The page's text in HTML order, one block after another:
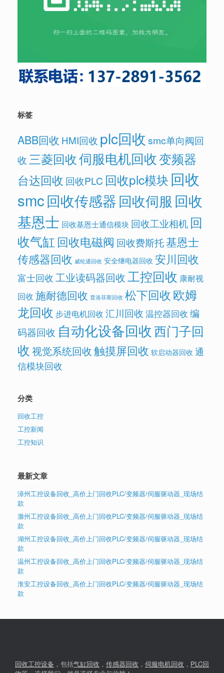
标签
ABB回收 HMI回收 plc回收 smc单向阀回
收 三菱回收伺服电机回收变频器
台达回收 回收PLC 回收plc模块 回收
smc回收传感器回收伺服 回收
基恩士 回收基恩士通信模块 回收工业相机 回
收气缸 回收电磁阀 回收费斯托基恩士
传感器回收 威纶通回收 安全继电器回收 安川回收
富士回收 工业读码器回收工控回收 康耐视
回收 施耐德回收 普洛菲斯回收 松下回收欧姆
龙回收 步进电机回收 汇川回收 温控器回收 编
码器回收 自动化设备回收西门子回
收视觉系统回收触摸屏回收 软启动器回收 通
信模块回收
分类
回收工控
工控新闻
工控知识
最新文章
漳州工控设备回收_高价上门回收PLC/变频器/伺服驱动器_现场结
款
滁州工控设备回收_高价上门回收PLC/变频器/伺服驱动器_现场结
款
湖州工控设备回收_高价上门回收PLC/变频器/伺服驱动器_现场结
款
温州工控设备回收_高价上门回收PLC/变频器/伺服驱动器_现场结
款
淮安工控设备回收_高价上门回收PLC/变频器/伺服驱动器_现场结
款
回收工控设备 ，包括气缸回收 ， 传感器回收 ， 伺服电机回收 ， PLC回